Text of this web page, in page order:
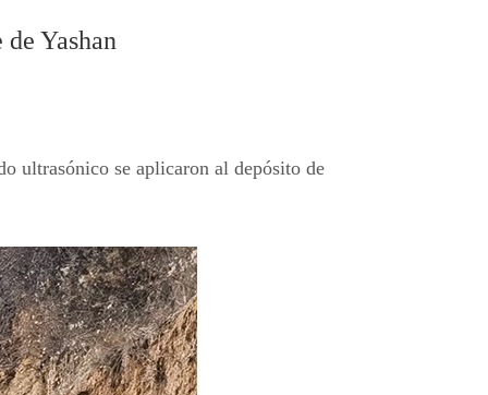
Yashan
ultrasónico se aplicaron al depósito de